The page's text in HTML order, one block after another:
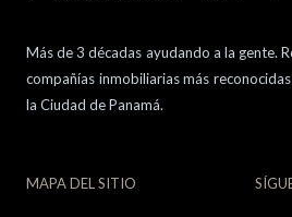
Más de 3 décadas ayudando a la gente.
compañías inmobiliarias más
la Ciudad de Panamá.
MAPA DEL SITIO